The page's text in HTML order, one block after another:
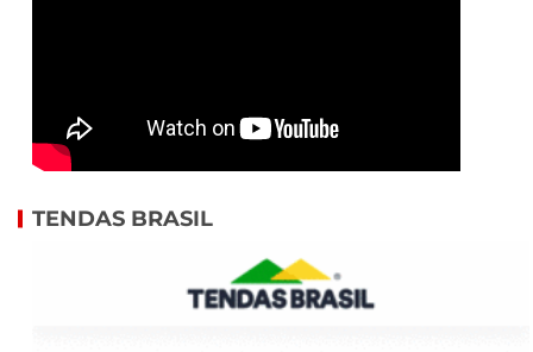
TENDAS BRASIL